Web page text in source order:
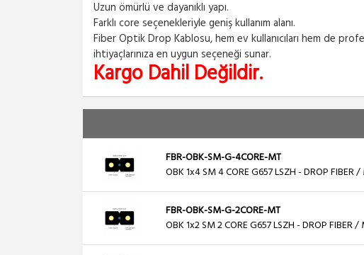
Uzun ömürlü ve dayanıklı yapı.
Farklı core seçenekleriyle geniş kullanım alanı.
Fiber Optik Drop Kablosu, hem ev kullanıcıları hem de
ihtiyaçlarınıza en uygun seçeneği sunar.
Kargo Dahil Değildir.
FBR-OBK-SM-G-4CORE-MT
OBK 1x4 SM 4 CORE G657 LSZH - DROP FIBER /
FBR-OBK-SM-G-2CORE-MT
OBK 1x2 SM 2 CORE G657 LSZH - DROP FIBER /